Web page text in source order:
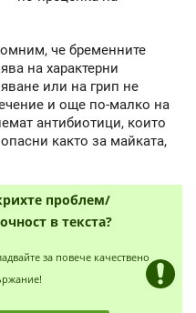
че бременните
на характерни
или на грип не
и още по-малко на
антибиотици, които
както за майката,
проблем/
в текста?
за повече качествено